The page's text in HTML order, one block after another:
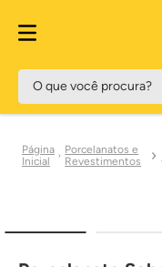
O que você procura?
Porcelanatos e
Revestimentos